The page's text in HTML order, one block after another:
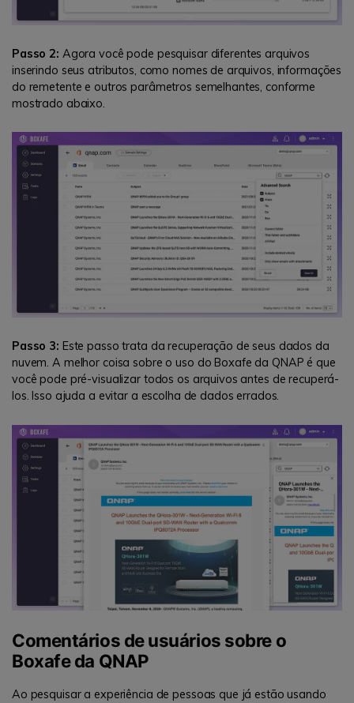
Passo 2: Agora você pode pesquisar diferentes arquivos
inserindo seus atributos, como nomes de arquivos, informações
do remetente e outros parâmetros semelhantes, conforme
mostrado abaixo.
Passo 3: Este passo trata da recuperação de seus dados da
nuvem. A melhor coisa sobre o uso do Boxafe da QNAP é que
você pode pré-visualizar todos os arquivos antes de recuperá-
los. Isso ajuda a evitar a escolha de dados errados.
Comentários de usuários sobre o
Boxafe da QNAP
Ao pesquisar a experiência de pessoas que já estão usando